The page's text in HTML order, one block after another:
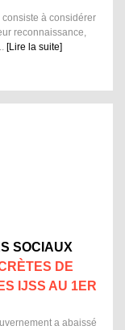
à considérer
reconnaissance,
[Lire la suite]
SOCIAUX
DE
IJSS AU 1ER
a abaissé